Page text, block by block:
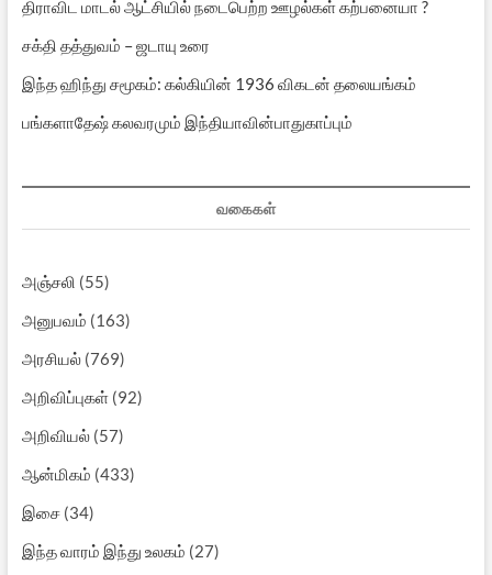
திராவிட மாடல் ஆட்சியில் நடைபெற்ற ஊழல்கள் கற்பனையா ?
சக்தி தத்துவம் – ஜடாயு உரை
இந்த ஹிந்து சமூகம்: கல்கியின் 1936 விகடன் தலையங்கம்
பங்களாதேஷ் கலவரமும் இந்தியாவின்பாதுகாப்பும்
வகைகள்
அஞ்சலி (55)
அனுபவம் (163)
அரசியல்(769)
அறிவிப்புகள்(92)
அறிவியல்(57)
ஆன்மிகம் (433)
இசை(34)
இந்த வாரம் இந்து உலகம் (27)